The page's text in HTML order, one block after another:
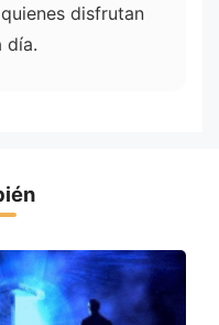
disfrutan
día.